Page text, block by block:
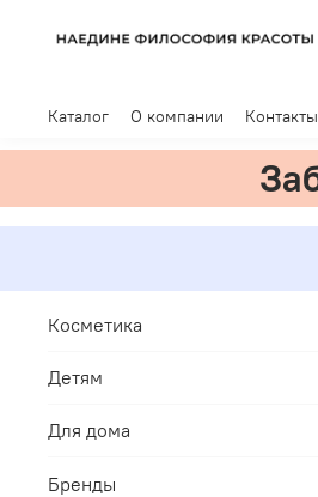
Каталог О компании Контакты
Косметика
Детям
Для дома
Бренды